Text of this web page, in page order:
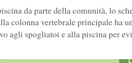
da parte della comunità, lo
colonna vertebrale principale ha
agli spogliatoi e alla piscina per